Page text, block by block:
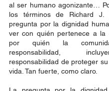
al ser humano agonizante…
los términos de Richard J.
pregunta por la dignidad
ver con quién pertenece a la
por quién la
responsabilidad,
responsabilidad de proteger
vida. Tan fuerte, como claro.